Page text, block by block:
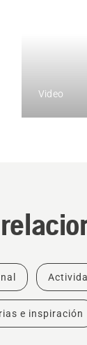
Video
e inspiración